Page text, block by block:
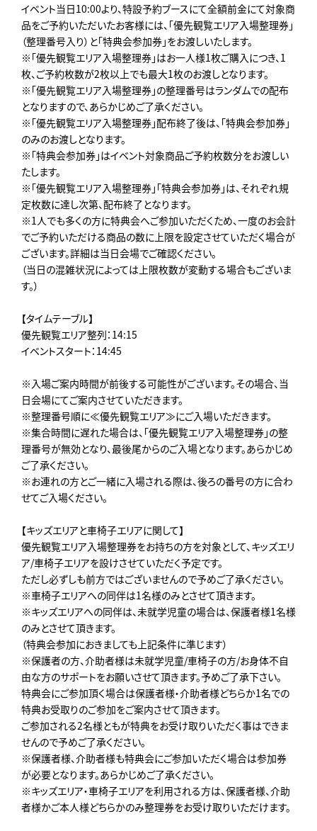
イベント当日10:00より、特設予約ブースにて全額前金にて対象商
品をご予約いただいたお客様には、「優先観覧エリア入場整理券」
（整理番号入り）と「特典会参加券」をお渡しいたします。
※「優先観覧エリア入場整理券」はお一人様1枚ご購入につき、1
枚、ご予約枚数が2枚以上でも最大1枚のお渡しとなります。
※「優先観覧エリア入場整理券」の整理番号はランダムでの配布
となりますので、あらかじめご了承ください。
※「優先観覧エリア入場整理券」配布終了後は、「特典会参加券」
のみのお渡しとなります。
※「特典会参加券」はイベント対象商品ご予約枚数分をお渡しい
たします。
※「優先観覧エリア入場整理券」「特典会参加券」は、それぞれ規
定枚数に達し次第、配布終了となります。
※1人でも多くの方に特典会へご参加いただくため、一度のお会計
でご予約いただける商品の数に上限を設定させていただく場合が
ございます。詳細は当日会場でご確認ください。
（当日の混雑状況によっては上限枚数が変動する場合もございま
す。）
【タイムテーブル】
優先観覧エリア整列：14:15
イベントスタート：14:45
※入場ご案内時間が前後する可能性がございます。その場合、当
日会場にてご案内させていただきます。
※整理番号順に≪優先観覧エリア≫にご入場いただきます。
※集合時間に遅れた場合は、「優先観覧エリア入場整理券」の整
理番号が無効となり、最後尾からのご入場となります。あらかじめ
ご了承ください。
※お連れの方とご一緒に入場される際は、後ろの番号の方に合わ
せてご入場ください。
【キッズエリアと車椅子エリアに関して】
優先観覧エリア入場整理券をお持ちの方を対象として、キッズエリ
ア/車椅子エリアを設けさせていただく予定です。
ただし必ずしも前方ではございませんので予めご了承ください。
※車椅子エリアへの同伴は1名様のみとさせて頂きます。
※キッズエリアへの同伴は、未就学児童の場合は、保護者様1名様
のみとさせて頂きます。
（特典会参加におきましても上記条件に準じます）
※保護者の方、介助者様は未就学児童/車椅子の方/お身体不自
由な方のサポートをお願いさせて頂きます。予めご了承下さい。
特典会にご参加頂く場合は保護者様・介助者様どちらか1名での
特典お受取りのご参加をご案内させて頂きます。
ご参加される2名様ともが特典をお受け取りいただく事はできま
せんので予めご了承ください。
※保護者様、介助者様も特典会にご参加いただく場合は参加券
が必要となります。あらかじめご了承ください。
※キッズエリア・車椅子エリアを利用される方は、保護者様、介助
者様かご本人様どちらかのみ整理券をお受け取りいただけます。